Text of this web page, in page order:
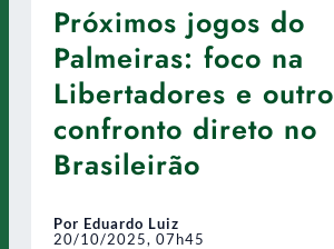
Próximos jogos do
Palmeiras: foco na
Libertadores e outro
confronto direto no
Brasileirão
Por Eduardo Luiz
20/10/2025, 07h45